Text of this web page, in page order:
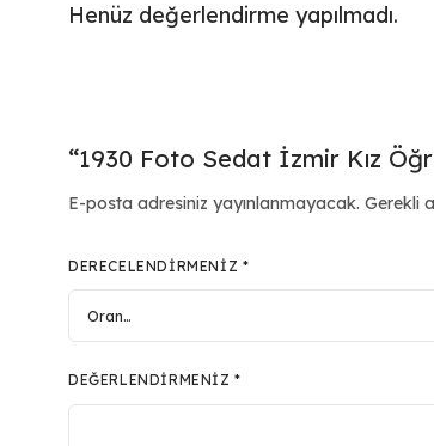
Henüz değerlendirme yapılmadı.
“1930 Foto Sedat İzmir Kız
E-posta adresiniz yayınlanmayacak. Gerekli
DERECELENDIRMENIZ *
DEĞERLENDIRMENIZ*